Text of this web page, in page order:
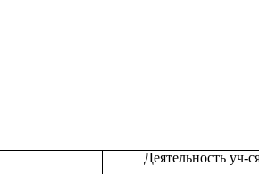
Деятельность уч-